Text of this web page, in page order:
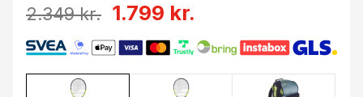
2.349 kr. 1.799 kr.